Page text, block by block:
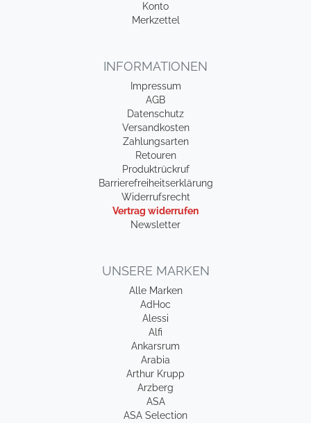
Konto
Merkzettel
INFORMATIONEN
Impressum
AGB
Datenschutz
Versandkosten
Zahlungsarten
Retouren
Produktrückruf
Barrierefreiheitserklärung
Widerrufsrecht
Vertrag widerrufen
Newsletter
UNSERE MARKEN
Alle Marken
AdHoc
Alessi
Alfi
Ankarsrum
Arabia
Arthur Krupp
Arzberg
ASA
ASA Selection